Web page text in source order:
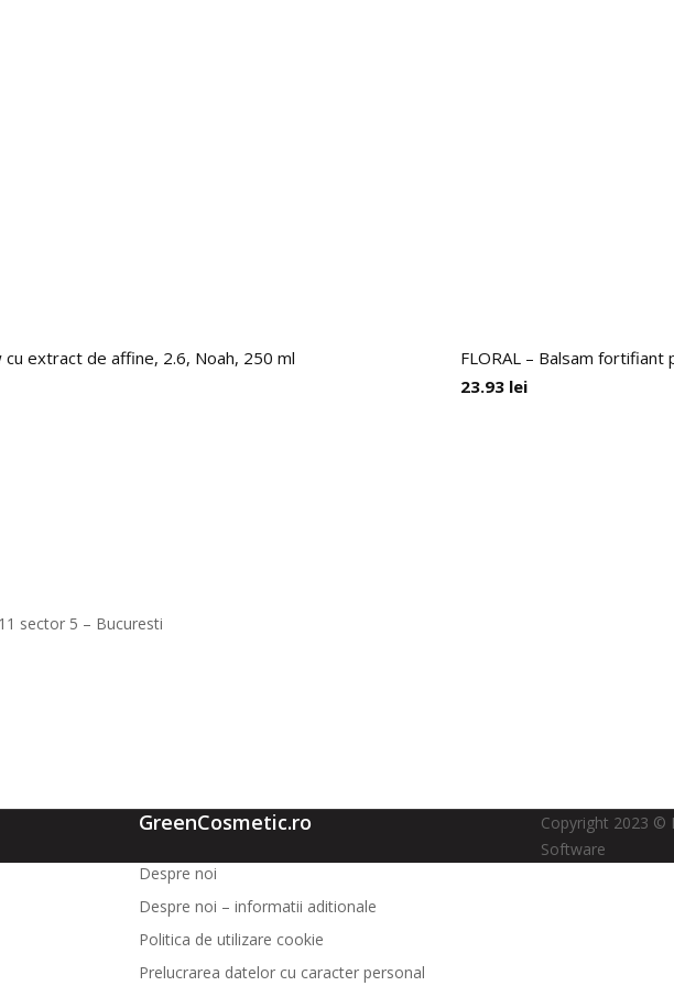
cu extract de affine, 2.6, Noah, 250 ml
FLORAL – Balsam fortifiant
23.93 lei
sector 5 – Bucuresti
GreenCosmetic.ro
Despre noi
Despre noi – informatii aditionale
Politica de utilizare cookie
Prelucrarea datelor cu caracter personal
Copyright 2023 ©
Software